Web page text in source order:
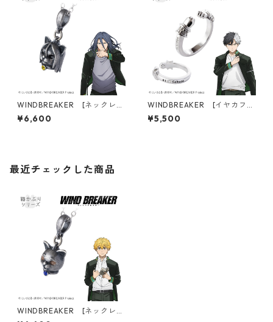
WINDBREAKER [ネックレ
ス] 06杉下京太郎
¥6,600
WINDBREAKER [イヤカフリ
ング] 07桜遥
¥5,500
最近チェックした商品
WINDBREAKER [ネックレ
ス] 04楡井秋彦